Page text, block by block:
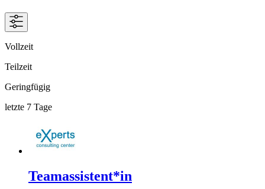
Vollzeit
Teilzeit
Geringfügig
letzte 7 Tage
Teamassistent*in